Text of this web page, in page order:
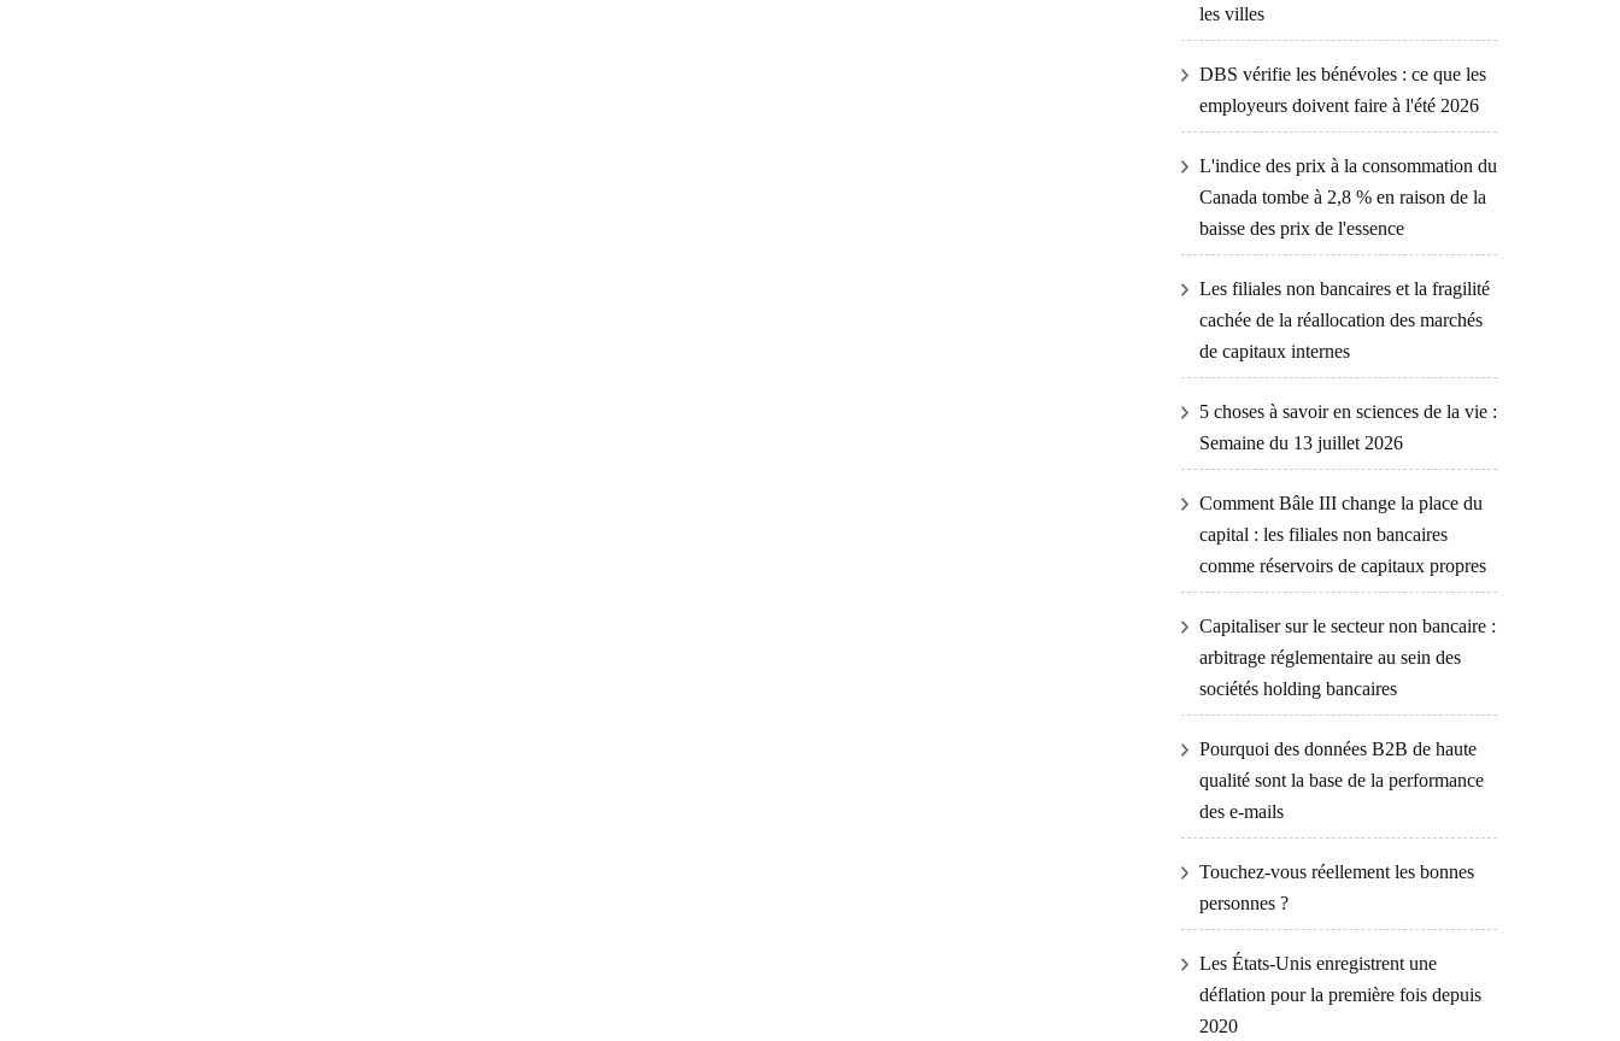
les villes
DBS vérifie les bénévoles : ce que les
employeurs doivent faire à l'été 2026
L'indice des prix à la consommation du
Canada tombe à 2,8 % en raison de la
baisse des prix de l'essence
Les filiales non bancaires et la fragilité
cachée de la réallocation des marchés
de capitaux internes
5 choses à savoir en sciences de la vie :
Semaine du 13 juillet 2026
Comment Bâle III change la place du
capital : les filiales non bancaires
comme réservoirs de capitaux propres
Capitaliser sur le secteur non bancaire :
arbitrage réglementaire au sein des
sociétés holding bancaires
Pourquoi des données B2B de haute
qualité sont la base de la performance
des e-mails
Touchez-vous réellement les bonnes
personnes ?
Les États-Unis enregistrent une
déflation pour la première fois depuis
2020